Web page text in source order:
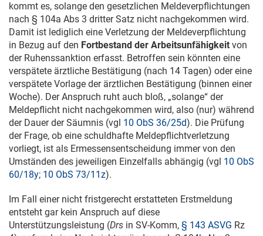
kommt es, solange den gesetzlichen Meldeverpflichtungen
nach § 104a Abs 3 dritter Satz nicht nachgekommen wird.
Damit ist lediglich eine Verletzung der Meldeverpflichtung
in Bezug auf den Fortbestand der Arbeitsunfähigkeit von
der Ruhenssanktion erfasst. Betroffen sein könnten eine
verspätete ärztliche Bestätigung (nach 14 Tagen) oder eine
verspätete Vorlage der ärztlichen Bestätigung (binnen einer
Woche). Der Anspruch ruht auch bloß, „solange“ der
Meldepflicht nicht nachgekommen wird, also (nur) während
der Dauer der Säumnis (vgl 10 ObS 36/25d). Die Prüfung
der Frage, ob eine schuldhafte Meldepflichtverletzung
vorliegt, ist als Ermessensentscheidung immer von den
Umständen des jeweiligen Einzelfalls abhängig (vgl 10 ObS
60/18y; 10 ObS 73/11z).
Im Fall einer nicht fristgerecht erstatteten Erstmeldung
entsteht gar kein Anspruch auf diese
Unterstützungsleistung (Drs in SV-Komm, § 143 ASVG Rz